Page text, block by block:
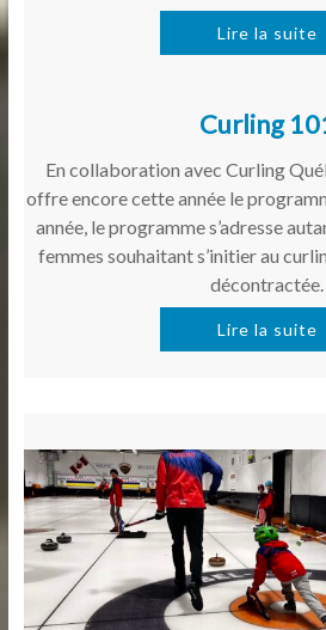
Lire la suite
Curling
En collaboration avec Curling
offre encore cette année le
année, le programme s’adresse
femmes souhaitant s’initier au
décontractée.
Lire la suite